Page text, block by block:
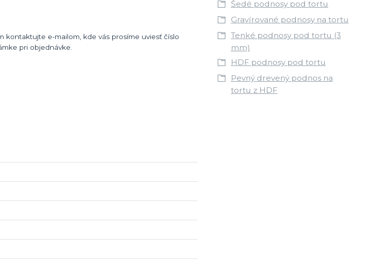
kontaktujte e-mailom, kde vás prosíme uviesť číslo
pri objednávke.
Šedé podnosy pod tortu
Gravírované podnosy na tortu
Tenké podnosy pod tortu (3
mm)
HDF podnosy pod tortu
Pevný drevený podnos na
tortu z HDF